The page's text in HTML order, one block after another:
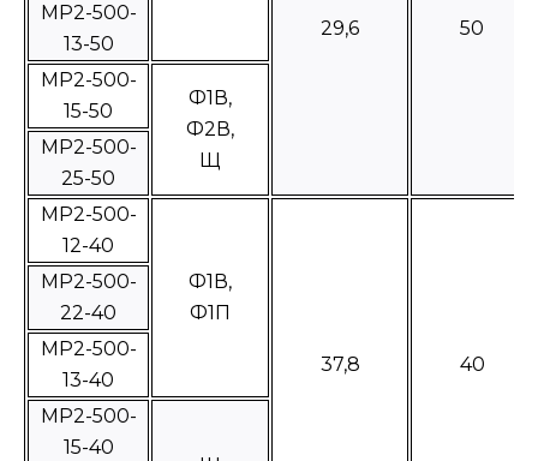
29,6 50
МР2-500-
13-50
МР2-500-
15-50
Ф1В,
Ф2В,
Щ
МР2-500-
25-50
МР2-500-
12-40
Ф1В,
Ф1П
37,8 40
MP2-500-
22-40
МР2-500-
13-40
МР2-500-
15-40